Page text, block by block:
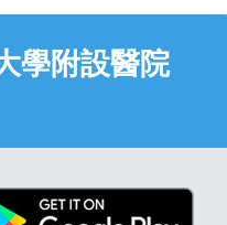
學附設醫院